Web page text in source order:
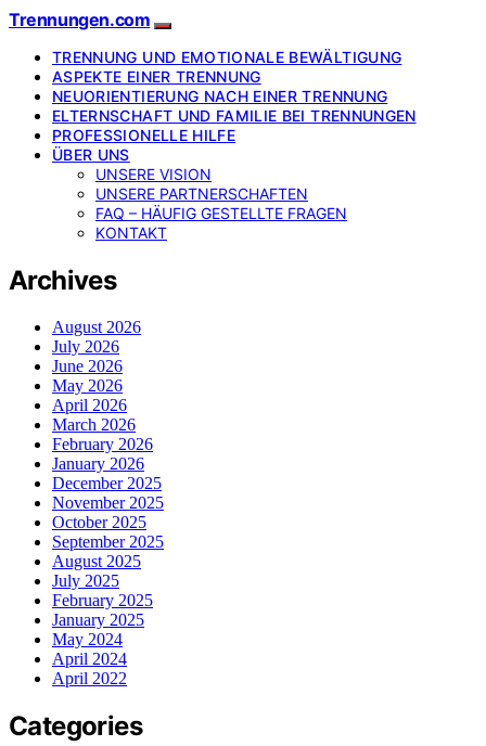
Trennungen.com
TRENNUNG UND EMOTIONALE BEWÄLTIGUNG
ASPEKTE EINER TRENNUNG
NEUORIENTIERUNG NACH EINER TRENNUNG
ELTERNSCHAFT UND FAMILIE BEI TRENNUNGEN
PROFESSIONELLE HILFE
ÜBER UNS
UNSERE VISION
UNSERE PARTNERSCHAFTEN
FAQ – HÄUFIG GESTELLTE FRAGEN
KONTAKT
Archives
August 2026
July 2026
June 2026
May 2026
April 2026
March 2026
February 2026
January 2026
December 2025
November 2025
October 2025
September 2025
August 2025
July 2025
February 2025
January 2025
May 2024
April 2024
April 2022
Categories